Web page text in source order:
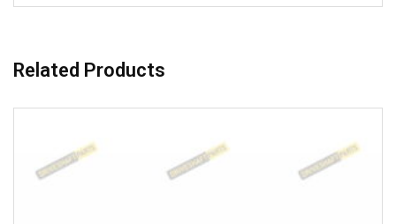
Related Products